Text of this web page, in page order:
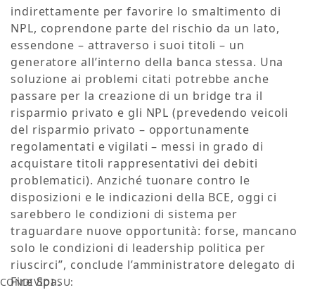
indirettamente per favorire lo smaltimento di
NPL, coprendone parte del rischio da un lato,
essendone – attraverso i suoi titoli – un
generatore all’interno della banca stessa. Una
soluzione ai problemi citati potrebbe anche
passare per la creazione di un bridge tra il
risparmio privato e gli NPL (prevedendo veicoli
del risparmio privato – opportunamente
regolamentati e vigilati – messi in grado di
acquistare titoli rappresentativi dei debiti
problematici). Anziché tuonare contro le
disposizioni e le indicazioni della BCE, oggi ci
sarebbero le condizioni di sistema per
traguardare nuove opportunità: forse, mancano
solo le condizioni di leadership politica per
riuscirci”, conclude l’amministratore delegato di
Fire Spa.
CONDIVIDI SU: